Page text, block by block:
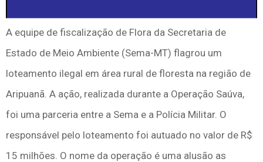
A equipe de fiscalização de Flora da Secretaria de
Estado de Meio Ambiente (Sema-MT) flagrou um
loteamento ilegal em área rural de floresta na região de
Aripuanã. A ação, realizada durante a Operação Saúva,
foi uma parceria entre a Sema e a Polícia Militar. O
responsável pelo loteamento foi autuado no valor de R$
15 milhões. O nome da operação é uma alusão as